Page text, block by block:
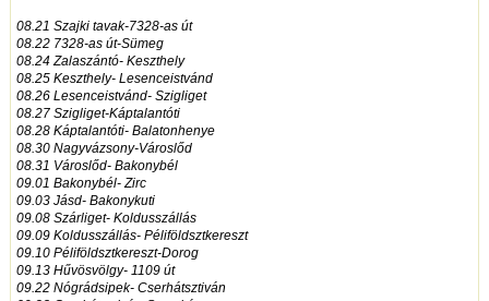
08.21 Szajki tavak-7328-as út
08.22 7328-as út-Sümeg
08.24 Zalaszántó- Keszthely
08.25 Keszthely- Lesenceistvánd
08.26 Lesenceistvánd- Szigliget
08.27 Szigliget-Káptalantóti
08.28 Káptalantóti- Balatonhenye
08.30 Nagyvázsony-Városlőd
08.31 Városlőd- Bakonybél
09.01 Bakonybél- Zirc
09.03 Jásd- Bakonykuti
09.08 Szárliget- Koldusszállás
09.09 Koldusszállás- Péliföldsztkereszt
09.10 Péliföldsztkereszt-Dorog
09.13 Hűvösvölgy- 1109 út
09.22 Nógrádsipek- Cserhátsztiván